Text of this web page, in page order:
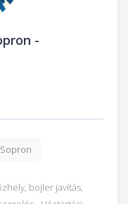
-
bojler javítás,